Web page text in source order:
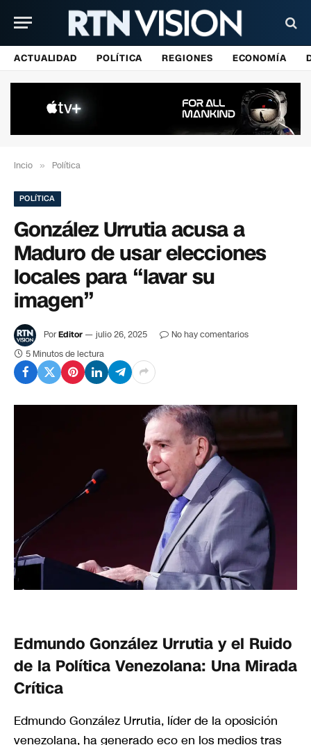
ACTUALIDAD POLÍTICA REGIONES ECONOMÍA
Incio » Política
POLÍTICA
González Urrutia acusa a
Maduro de usar elecciones
locales para “lavar su
imagen”
PorEditor julio 26, 2025
No hay comentarios
5 Minutos de lectura
Edmundo González Urrutia y el Ruido
de la Política Venezolana: Una Mirada
Crítica
Edmundo González Urrutia, líder de la oposición
venezolana, ha generado eco en los medios tras